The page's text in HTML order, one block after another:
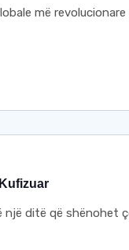
më revolucionare
një ditë që shënohet